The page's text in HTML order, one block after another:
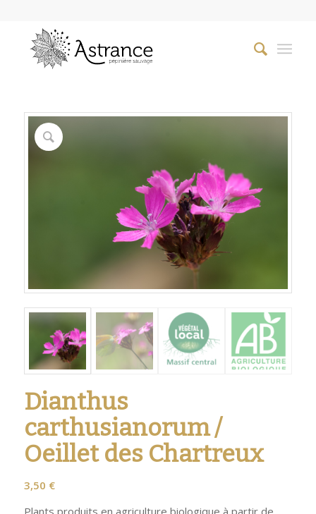
Dianthus
carthusianorum /
Oeillet des Chartreux
3,50 €
Plants produits en agriculture biologique à partir de